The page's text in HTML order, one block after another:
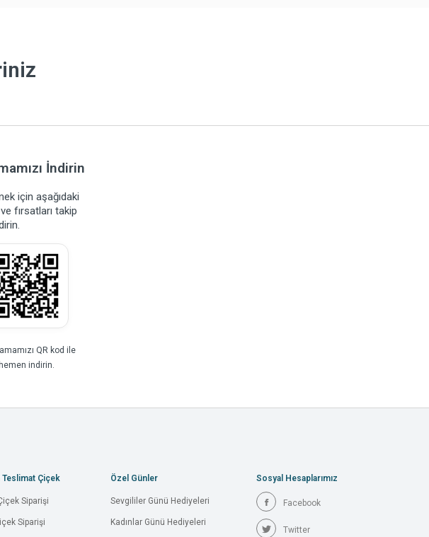
İndirin
için aşağıdaki
fırsatları takip
QR kod ile
hemen indirin.
Teslimat Çiçek
Siparişi
Siparişi
Özel Günler
Sevgililer Günü Hediyeleri
Kadınlar Günü Hediyeleri
Sosyal Hesaplarımız
Facebook
Twitter